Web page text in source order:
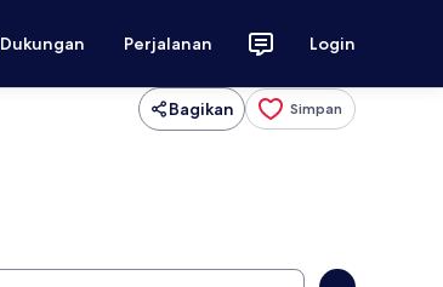
Dukungan Perjalanan Login
Bagikan Simpan